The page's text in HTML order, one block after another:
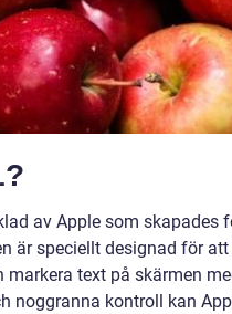
av Apple som skapades
är speciellt designad för
text på skärmen
noggranna kontroll kan